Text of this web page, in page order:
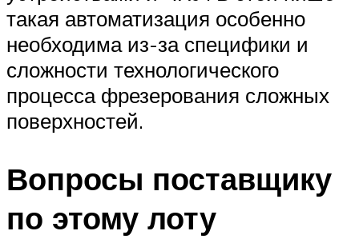
такая автоматизация особенно
необходима из-за специфики и
сложности технологического
процесса фрезерования сложных
поверхностей.
Вопросы поставщику
по этому лоту